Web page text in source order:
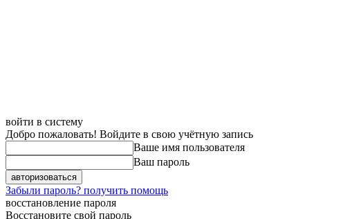
войти в систему
Добро пожаловать! Войдите в свою учётную запись
Ваше имя пользователя
Ваш пароль
Забыли пароль? получить помощь
восстановление пароля
Восстановите свой пароль